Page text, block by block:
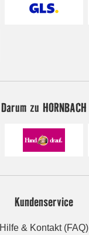
Darum zu HORNBACH
Kundenservice
Hilfe & Kontakt (FAQ)